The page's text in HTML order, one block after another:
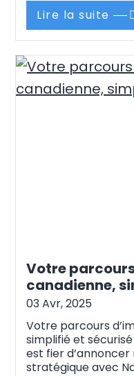
au salaire
referme son
34 ans,
pour Paul…
Lire la suite
Votre
canadienne,
03 Avr, 2025
Votre parcours
simplifié et
est fier
stratégique avec